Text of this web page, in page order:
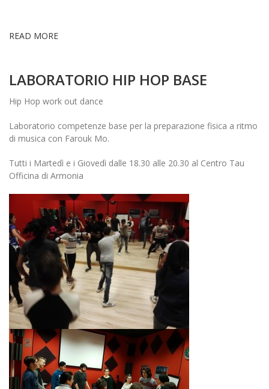
READ MORE
LABORATORIO HIP HOP BASE
Hip Hop work out dance
Laboratorio competenze base per la preparazione fisica a ritmo
di musica con Farouk Mo.
Tutti i Martedì e i Giovedì dalle 18.30 alle 20.30 al Centro Tau
Officina di Armonia